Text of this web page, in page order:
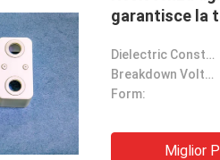
garantisce la
Dielectric Constant:
Breakdown Voltage:
Form:
Miglior